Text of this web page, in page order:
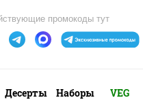
промокоды тут
Десерты Наборы VEG